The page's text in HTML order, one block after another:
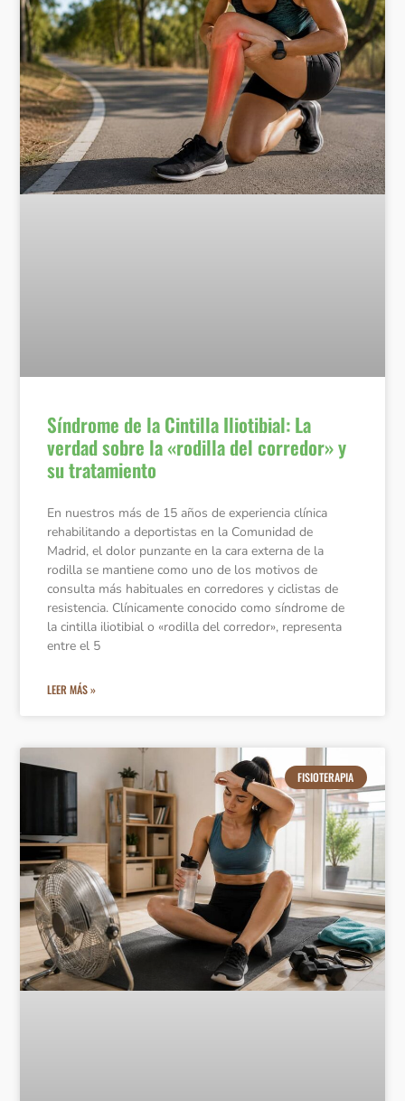
Síndrome de la Cintilla Iliotibial: La
verdad sobre la «rodilla del corredor» y
su tratamiento
En nuestros más de 15 años de experiencia clínica
rehabilitando a deportistas en la Comunidad de
Madrid, el dolor punzante en la cara externa de la
rodilla se mantiene como uno de los motivos de
consulta más habituales en corredores y ciclistas de
resistencia. Clínicamente conocido como síndrome de
la cintilla iliotibial o «rodilla del corredor», representa
entre el 5
LEER MÁS »
FISIOTERAPIA